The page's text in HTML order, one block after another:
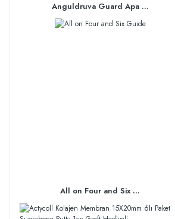
Anguldruva Guard Apa ...
All on Four and Six ...